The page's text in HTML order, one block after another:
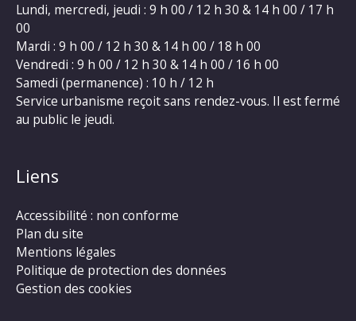
Lundi, mercredi, jeudi : 9 h 00 / 12 h 30 & 14 h 00 / 17 h
00
Mardi : 9 h 00 / 12 h 30 & 14 h 00 / 18 h 00
Vendredi : 9 h 00 / 12 h 30 & 14 h 00 / 16 h 00
Samedi (permanence) : 10 h / 12 h
Service urbanisme reçoit sans rendez-vous. Il est fermé
au public le jeudi.
Liens
Accessibilité : non conforme
Plan du site
Mentions légales
Politique de protection des données
Gestion des cookies